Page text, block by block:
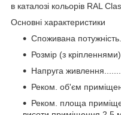
в каталозі кольорів RAL
Основні характеристики
Споживана
Розмір (з
Напруга
Реком. об'єм
Реком. площа